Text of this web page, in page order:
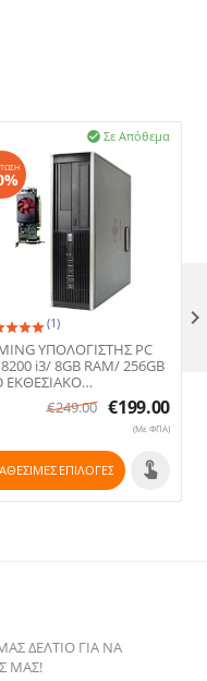
Σε Απόθεμα

(1)
ΥΠΟΛΟΓΙΣΤΗΣ PC
i3/ 8GB RAM/ 256GB
ΕΚΘΕΣΙΑΚΟ
€249.00 €199.00
(Με ΦΠΑ)
ΕΠΙΛΟΓΈΣ

ΔΕΛΤΊΟ ΓΙΑ ΝΑ
ΜΑΣ!